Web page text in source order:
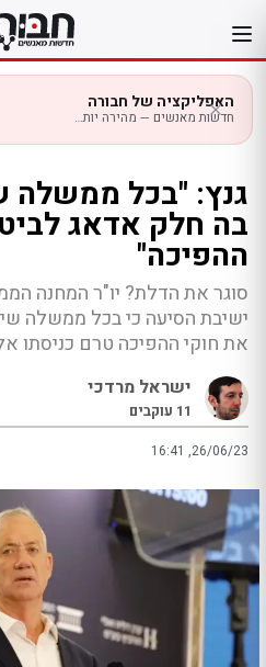
לתוכן
האפליקציה של חבורה
חדשות מאנשים — מהירה יותר בנייד
גנץ: "בכל ממשלה
בה חלק אדאג
ההפיכה"
סוגר את הדלת? יו"ר המחנה
ישיבת הסיעה כי בכל ממשלה
את חוקי ההפיכה טרם כניסתו
ישראל מרדכי
11 עוקבים
16:41 ,26/06/23